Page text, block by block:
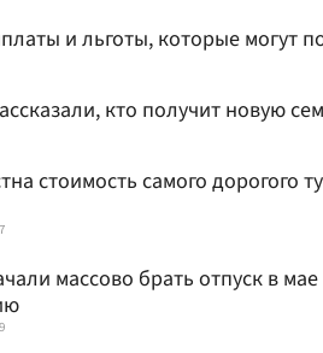
и льготы, которые могут
кто получит новую
стоимость самого дорогого
массово брать отпуск в